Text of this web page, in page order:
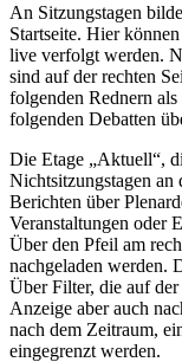
An Sitzungstagen
Startseite. Hier
live verfolgt werden.
sind auf der rechten
folgenden Rednern
folgenden Debatten
Die Etage „Aktuell“,
Nichtsitzungstagen an
Berichten über
Veranstaltungen oder
Über den Pfeil am
nachgeladen werden.
Über Filter, die auf
Anzeige aber auch
nach dem Zeitraum,
eingegrenzt werden.